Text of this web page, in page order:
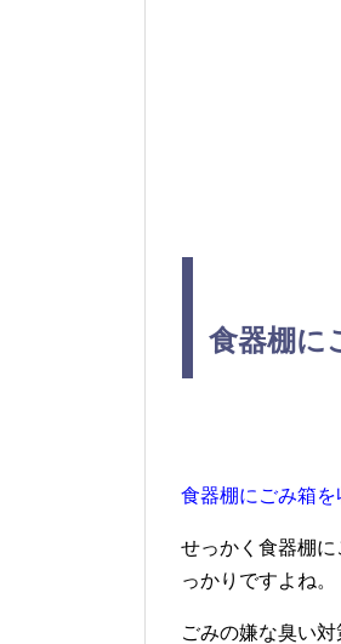
食器棚に
食器棚にごみ箱
せっかく食器棚
っかりですよね。
ごみの嫌な臭い